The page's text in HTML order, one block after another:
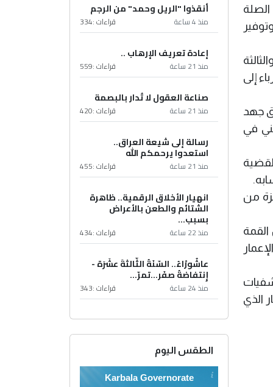
إلى
جهد
في
من
الذي
أنقذوا "الريل وحمد" من الرجم
منذ 4 ساعة قراءات :334
إعادة تعريف الإرهاب ..
منذ 21 ساعة قراءات :559
صناعة العقول لا تُدار بالبصمة
منذ 21 ساعة قراءات :420
رسالة إلى شيعة العراق..
استعدوا يرحمكم الله
منذ 21 ساعة قراءات :455
انهيار الأخلاق الرقمية.. ظاهرة
الشتائم والطعن بالأعراض
بسبب...
منذ 22 ساعة قراءات :434
عاشُورْاءُ.. السّنَةُ الثّالثةَ عشَرَة -
إِنتفاضةُ صفَر…تمرّ...
منذ 24 ساعة قراءات :343
الطقس اليوم
Karbala Governorate